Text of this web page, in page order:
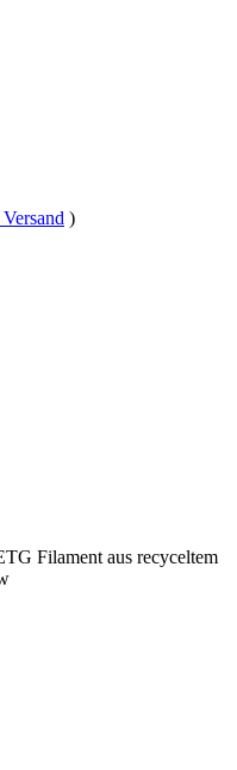
)
Filament aus recyceltem